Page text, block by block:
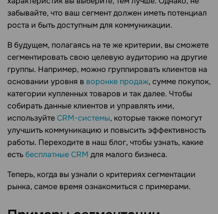
забывайте, что ваш сегмент должен иметь потенциал
роста и быть доступным для коммуникации.
В будущем, полагаясь на те же критерии, вы сможете
сегментировать свою целевую аудиторию на другие
группы. Например, можно группировать клиентов на
основании уровня в воронке продаж, сумме покупок,
категории купленных товаров и так далее. Чтобы
собирать данные клиентов и управлять ими,
используйтеCRM-системы, которые также помогут
улучшить коммуникацию и повысить эффективность
работы. Переходите в наш блог, чтобы узнать, какие
естьбесплатные CRM для малого бизнеса.
Теперь, когда вы узнали о критериях сегментации
рынка, самое время ознакомиться с примерами.